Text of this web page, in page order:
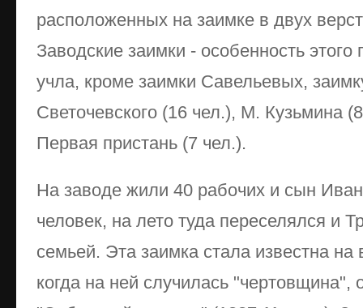
расположенных на заимке в двух
Заводские заимки - особенность этого
учла, кроме заимки Савельевых,
Светочевского (16 чел.), М. Кузьмина
Первая пристань (7 чел.).
На заводе жили 40 рабочих и сын
человек, на лето туда переселялся и
семьей. Эта заимка стала известна
когда на ней случилась "чертовщина",